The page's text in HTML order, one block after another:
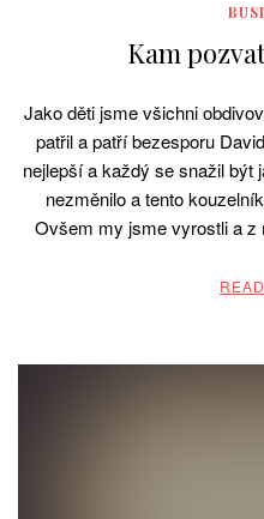
Kam
Jako děti jsme všichni
patřil a patří bezesporu
nejlepší a každý se snažil být
nezměnilo a tento
Ovšem my jsme vyrostli a